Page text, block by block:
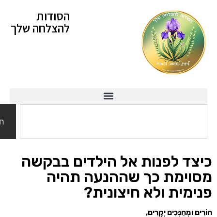
הסודות
להצלחה שלך
לפנות אל הילדים בבקשה
כך שההנעה תהיה
ולא חיצונית?
יְקָרִים,